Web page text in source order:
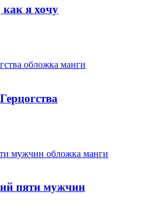
как я хочу
пяти мужчин